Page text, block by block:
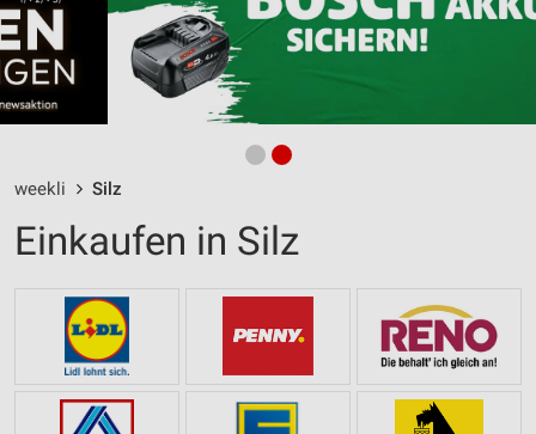
weekli Silz
Einkaufen in Silz